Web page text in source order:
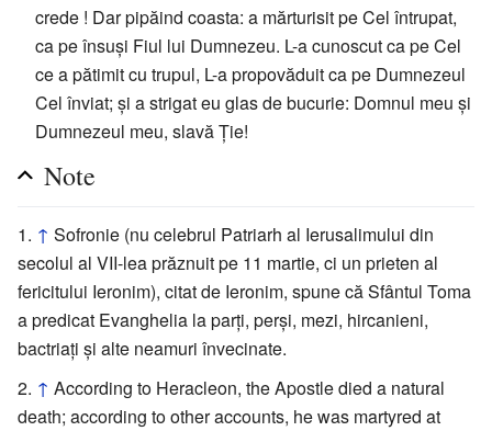
crede ! Dar pipăind coasta: a mărturisit pe Cel întrupat,
ca pe însuși Fiul lui Dumnezeu. L-a cunoscut ca pe Cel
ce a pătimit cu trupul, L-a propovăduit ca pe Dumnezeul
Cel înviat; și a strigat eu glas de bucurie: Domnul meu și
Dumnezeul meu, slavă Ție!
Note
↑ Sofronie (nu celebrul Patriarh al Ierusalimului din
secolul al VII-lea prăznuit pe 11 martie, ci un prieten al
fericitului Ieronim), citat de Ieronim, spune că Sfântul Toma
a predicat Evanghelia la parți, perși, mezi, hircanieni,
bactriați și alte neamuri învecinate.
↑ According to Heracleon, the Apostle died a natural
death; according to other accounts, he was martyred at